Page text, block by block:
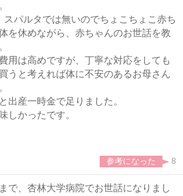
パルタでは無いのでちょこちょこ赤ち
を休めながら、赤ちゃんのお世話を教
用は高めですが、丁寧な対応をしても
うと考えれば体に不安のあるお母さん
出産一時金で足りました。
しかったです。
参考になった 8
で、杏林大学病院でお世話になりまし